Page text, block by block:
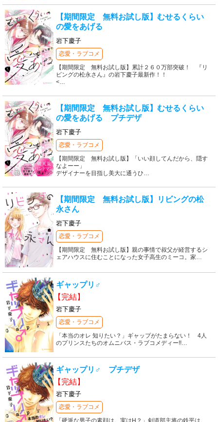
【期間限定 無料お試し版】むせるくらい
の愛をあげる
岩下慶子
恋愛・ラブコメ
【期間限定 無料お試し版】累計２６０万部突破！ 『リ
ビングの松永さん』の岩下慶子最新作！！
<…
【期間限定 無料お試し版】むせるくらい
の愛をあげる プチデザ
岩下慶子
恋愛・ラブコメ
【期間限定 無料お試し版】「いい顔してんだから、隠す
なよーー」
デザイナーを目指し美大に通うひ…
【期間限定 無料お試し版】リビングの松
永さん
岩下慶子
恋愛・ラブコメ
【期間限定 無料お試し版】親の事情で叔父が経営するシ
ェアハウスに住むことになった女子高生のミーコ。家…
ギャップリ♂
【完結】
岩下慶子
恋愛・ラブコメ
「本当のオレ 知りたい？」ギャップがたまらない！ 4人
のプリンスたちのオムニバス・ラブコメディー!!…
ギャップリ♂ プチデザ
【完結】
岩下慶子
恋愛・ラブコメ
「硬派な男子の素顔は、実はH？」剣道部主将の鉄平は、